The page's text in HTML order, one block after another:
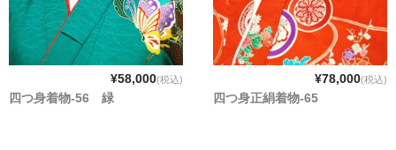
¥58,000(税込)
四つ身着物-56 緑
¥78,000(税込)
四つ身正絹着物-65